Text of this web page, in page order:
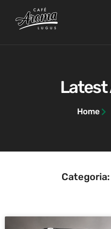
Home